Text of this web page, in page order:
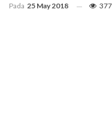
Pada 25 May 2018 377